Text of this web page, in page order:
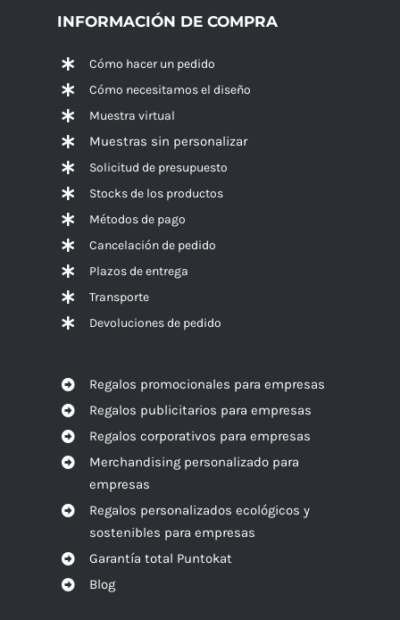
INFORMACIÓN DE COMPRA
Cómo hacer un pedido
Cómo necesitamos el diseño
Muestra virtual
Muestras sin personalizar
Solicitud de presupuesto
Stocks de los productos
Métodos de pago
Cancelación de pedido
Plazos de entrega
Transporte
Devoluciones de pedido
Regalos promocionales para empresas
Regalos publicitarios para empresas
Regalos corporativos para empresas
Merchandising personalizado para
empresas
Regalos personalizados ecológicos y
sostenibles para empresas
Garantía total Puntokat
Blog